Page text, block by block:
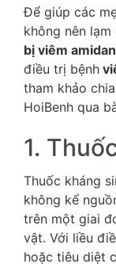
Để giúp các
không nên
bị viêm amidan
điều trị bệnh
tham khảo
HoiBenh qua
1.
Thuốc kháng
không kể
trên một giai
vật. Với liều
hoặc tiêu diệt